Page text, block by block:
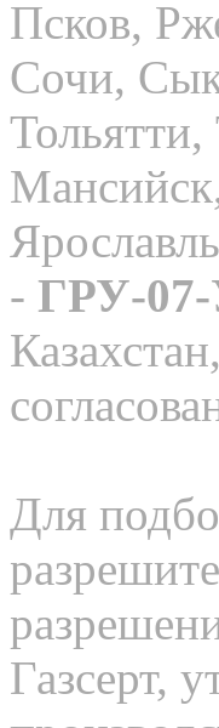
Псков,
Сочи,
- ГРУ-
Для
Газсерт,